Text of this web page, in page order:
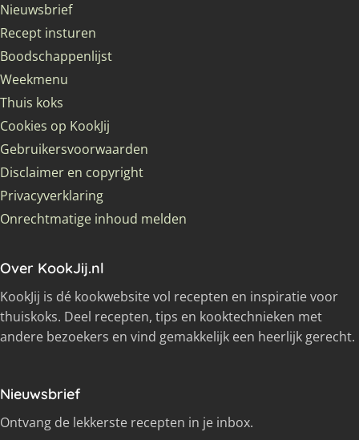
Nieuwsbrief
Recept insturen
Boodschappenlijst
Weekmenu
Thuis koks
Cookies op KookJij
Gebruikersvoorwaarden
Disclaimer en copyright
Privacyverklaring
Onrechtmatige inhoud melden
Over KookJij.nl
KookJij is dé kookwebsite vol recepten en inspiratie voor
thuiskoks. Deel recepten, tips en kooktechnieken met
andere bezoekers en vind gemakkelijk een heerlijk gerecht.
Nieuwsbrief
Ontvang de lekkerste recepten in je inbox.